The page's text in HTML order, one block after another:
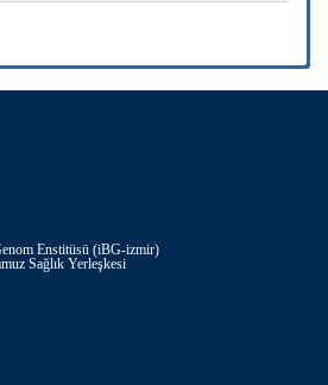
Enstitüsü (iBG-izmir)
Sağlık Yerleşkesi